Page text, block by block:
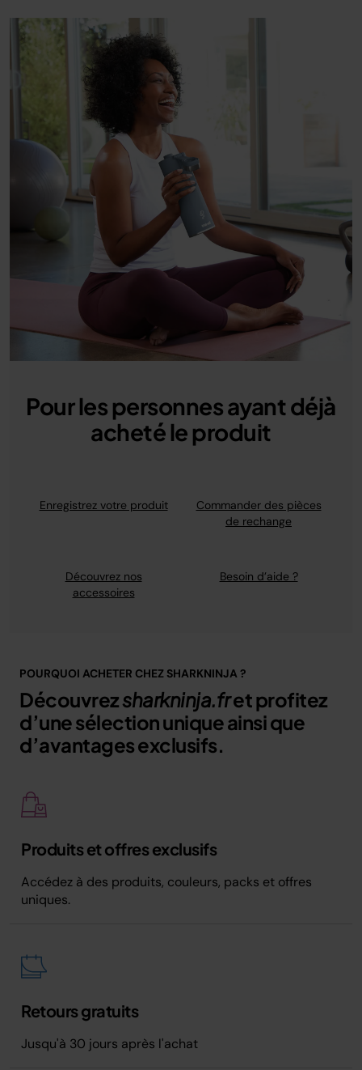
Pour les personnes ayant déjà
acheté le produit
Enregistrez votre produit
Commander des pièces
de rechange
Découvrez nos
accessoires
Besoin d’aide ?
POURQUOI ACHETER CHEZ SHARKNINJA ?
Découvrezsharkninja.fret profitez
d’une sélection unique ainsi que
d’avantages exclusifs.
Produits et offres exclusifs
Accédez à des produits, couleurs, packs et offres
uniques.
Retours gratuits
Jusqu'à 30 jours après l'achat